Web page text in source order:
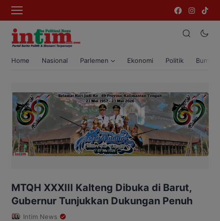
Home Nasional Parlemen Ekonomi Politik Bumi
MTQH XXXIII Kalteng Dibuka di Barut,
Gubernur Tunjukkan Dukungan Penuh
Intim News